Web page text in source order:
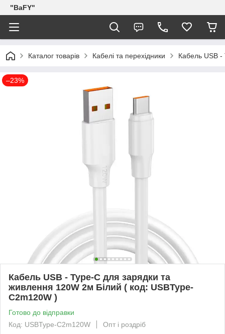
"BaFY"
Каталог товарів Кабелі та перехідники Кабель USB
–23%
Кабель USB - Type-C для зарядки та
живлення 120W 2м Білий ( код: USBType-
C2m120W )
Готово до відправки
Код: USBType-C2m120W
Опт і роздріб